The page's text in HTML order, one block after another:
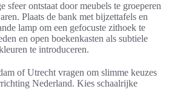
sfeer ontstaat door meubels te groeperen
Plaats de bank met bijzettafels en
lamp om een gefocuste zithoek te
en open boekenkasten als subtiele
te introduceren.
of Utrecht vragen om slimme keuzes
Nederland. Kies schaalrijke